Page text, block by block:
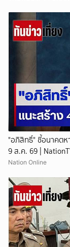
"อภิสิทธิ์" ชี้อนาคตห
9 ส.ค. 69 |
Nation Online